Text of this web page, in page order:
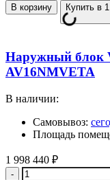
В корзину Купить в
Наружный блок
AV16NMVETA
В наличии:
Самовывоз:
Площадь
1 998 440 ₽
Количество